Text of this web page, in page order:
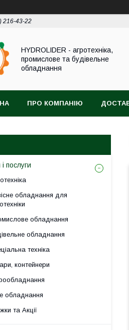
216-43-22
HYDROLIDER - агротехніка,
промислове та будівельне
обладнання
ПРО КОМПАНІЮ
послуги
обладнання для
обладнання
обладнання
техніка
контейнери
обладнання
та Акції